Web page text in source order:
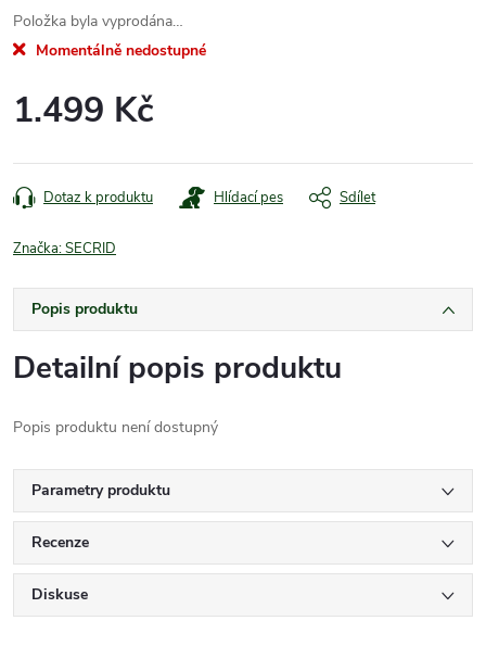
Položka byla vyprodána…
Momentálně nedostupné
1.499 Kč
cena:
Dotaz k produktu Hlídací pes Sdílet
Značka:SECRID
Popis produktu
Detailní popis produktu
Popis produktu není dostupný
Parametry produktu
Recenze
Diskuse